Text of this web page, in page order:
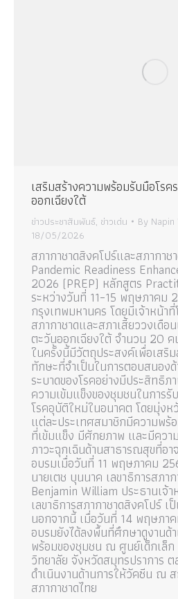
เสริมสร้างความพร้อมรับมือโรค
ออกเฉียงใต้
ข่าวประชาสัมพันธ์, ข่าวเด่น By
18/05/2026
สภากาชาดสิงคโปร์และสภากาช
Pandemic Readiness
2026 (PREP) หลักสูตร
ระหว่างวันที่ 11–15 พฤษภาคม
กรุงเทพมหานคร โดยมีเจ้าหน้า
สภากาชาดและสภาเสี้ยววงเดือ
ตะวันออกเฉียงใต้ จำนวน 20 ค
ในครั้งนี้มีวัตถุประสงค์เพื่อเสริ
ทักษะที่จำเป็นในการตอบสนอง
ระบาดของโรคอย่างมีประสิทธิ
ความเข้มแข็งของชุมชนในการ
โรคอุบัติใหม่ในอนาคต โดยมุ่งห
แต่ละประเทศสมาชิกมีความพร้
ที่เข้มแข็ง มีศักยภาพ และมีควา
ภาวะฉุกเฉินด้านสาธารณสุขที่อ
อบรมเมื่อวันที่ 11 พฤษภาคม
นายเตช บุนนาค เลขาธิการสภา
Benjamin William ประธานเจ้
เลขาธิการสภากาชาดสิงคโปร์
นอกจากนี้ เมื่อวันที่ 14 พฤษภา
อบรมยังได้ลงพื้นที่ศึกษาดูงานด้
พร้อมของชุมชน ณ ศูนย์เด็กเล็ก
วิทยาลัย จังหวัดสมุทรปราการ
ดำเนินงานด้านการให้วัคซีน ณ ส
สภากาชาดไทย